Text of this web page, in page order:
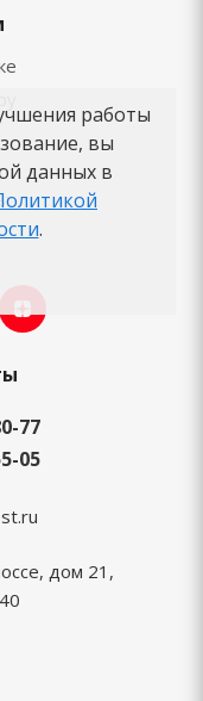
77
05
дом 21,
работы
вы
данных в
.